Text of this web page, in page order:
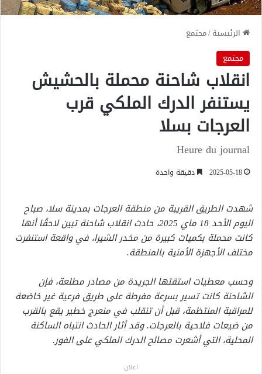
الرئيسية/مجتمع
مجتمع
انقلاب شاحنة محملة بالحشيش
يستنفر الدرك الملكي قرب
العرجات بسلا
Heure du journal
2025-05-18 دقيقة واحدة
شهدت الطريق القريبة من منطقة العرجات بمدينة سلا، صباح
اليوم الأحد 18 ماي 2025، حادث انقلاب شاحنة تبين لاحقًا أنها
كانت محملة بكميات كبيرة من مخدر الشيرا، في واقعة استنفرت
مختلف الأجهزة الأمنية بالمنطقة.
وحسب معطيات استقتها الجريدة من مصادر مطلعة، فإن
الشاحنة كانت تسير بسرعة مفرطة على طريق فرعية غير خاضعة
للمراقبة المنتظمة، قبل أن تنقلب في منعرج خطير يقع بالقرب
من ضيعات فلاحية بالعرجات. وقد أثار الحادث انتباه الساكنة
المحلية، التي أشعرت مصالح الدرك الملكي على الفور.
اعلان